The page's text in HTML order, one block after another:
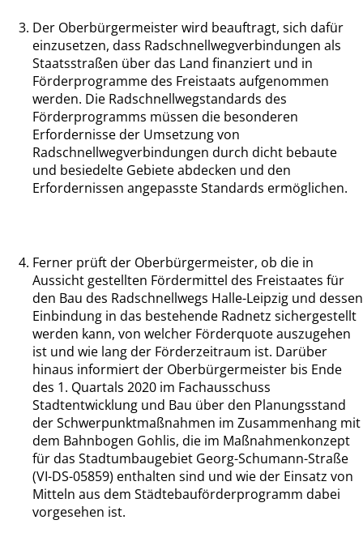
Der Oberbürgermeister wird beauftragt, sich dafür
einzusetzen, dass Radschnellwegverbindungen als
Staatsstraßen über das Land finanziert und in
Förderprogramme des Freistaats aufgenommen
werden. Die Radschnellwegstandards des
Förderprogramms müssen die besonderen
Erfordernisse der Umsetzung von
Radschnellwegverbindungen durch dicht bebaute
und besiedelte Gebiete abdecken und den
Erfordernissen angepasste Standards ermöglichen.
Ferner prüft der Oberbürgermeister, ob die in
Aussicht gestellten Fördermittel des Freistaates für
den Bau des Radschnellwegs Halle-Leipzig und dessen
Einbindung in das bestehende Radnetz sichergestellt
werden kann, von welcher Förderquote auszugehen
ist und wie lang der Förderzeitraum ist. Darüber
hinaus informiert der Oberbürgermeister bis Ende
des 1. Quartals 2020 im Fachausschuss
Stadtentwicklung und Bau über den Planungsstand
der Schwerpunktmaßnahmen im Zusammenhang mit
dem Bahnbogen Gohlis, die im Maßnahmenkonzept
für das Stadtumbaugebiet Georg-Schumann-Straße
(VI-DS-05859) enthalten sind und wie der Einsatz von
Mitteln aus dem Städtebauförderprogramm dabei
vorgesehen ist.